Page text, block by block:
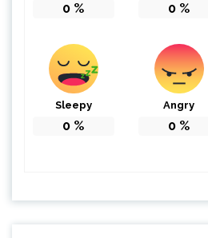
0 % 0 %
Sleepy
0 %
Angry
0 %